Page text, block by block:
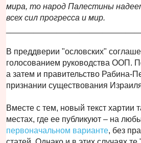
мира, то народ Палестины
всех сил прогресса и мир.
В преддверии "ословских"
голосованием руководства ООП.
а затем и правительство Рабина-
признании существования
Вместе с тем, новый текст хартии
местах, где ее публикуют – на
первоначальном варианте, без